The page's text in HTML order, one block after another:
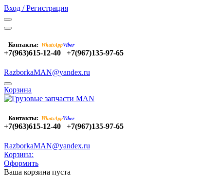
Вход / Регистрация
Контакты: WhatsAppViber
+7(963)615-12-40 +7(967)135-97-65
RazborkaMAN@yandex.ru
Корзина
Контакты: WhatsAppViber
+7(963)615-12-40 +7(967)135-97-65
RazborkaMAN@yandex.ru
Корзина:
Оформить
Ваша корзина пуста